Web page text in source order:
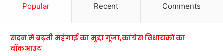
Popular Recent Comments
सदन में बढ़ती महंगाई का मुद्दा गूंजा,कांग्रेस विधायकों का
वॉकआउट